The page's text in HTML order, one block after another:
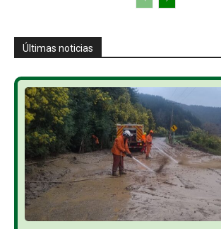
Últimas noticias